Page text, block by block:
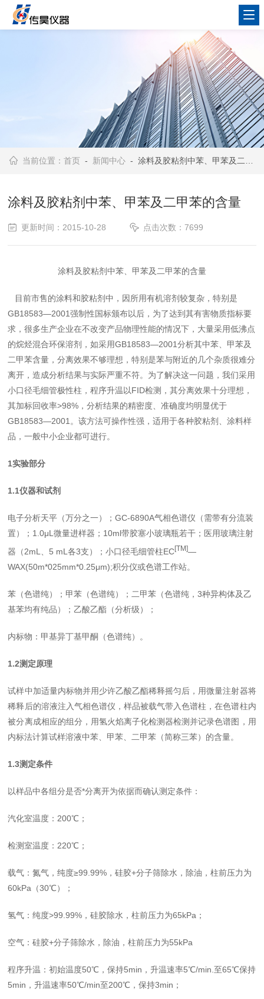
当前位置：首页 - 新闻中心 - 涂料及胶粘剂中苯、甲苯及二甲苯的含量
涂料及胶粘剂中苯、甲苯及二甲苯的含量
更新时间：2015-10-28 点击次数：7699
涂料及胶粘剂中苯、甲苯及二甲苯的含量
目前市售的涂料和胶粘剂中，因所用有机溶剂较复杂，特别是
GB18583—2001强制性国标颁布以后，为了达到其有害物质指标要
求，很多生产企业在不改变产品物理性能的情况下，大量采用低沸点
的烷烃混合环保溶剂，如采用GB18583—2001分析其中苯、甲苯及
二甲苯含量，分离效果不够理想，特别是苯与附近的几个杂质很难分
离开，造成分析结果与实际严重不符。为了解决这一问题，我们采用
小口径毛细管极性柱，程序升温以FID检测，其分离效果十分理想，
其加标回收率>98% ，分析结果的精密度、准确度均明显优于
GB18583—2001 。该方法可操作性强，适用于各种胶粘剂、涂料样
品，一般中小企业都可进行。
1实验部分
1.1仪器和试剂
电子分析天平（万分之一）；GC-6890A气相色谱仪（需带有分流装
置）； 1.0μL微量进样器； 10ml带胶塞小玻璃瓶若干；医用玻璃注射
器（2mL 5 mL各3支）；小口径毛细管柱EC[TM]—
WAX(50m*025mm*0.25μm);积分仪或色谱工作站。
苯（色谱纯）；甲苯（色谱纯）；二甲苯（色谱纯，3种异构体及乙
基苯均有纯品）；乙酸乙酯（分析级）；
内标物：甲基异丁基甲酮（色谱纯）。
1.2测定原理
试样中加适量内标物并用少许乙酸乙酯稀释摇匀后，用微量注射器将
稀释后的溶液注入气相色谱仪，样品被载气带入色谱柱，在色谱柱内
被分离成相应的组分，用氢火焰离子化检测器检测并记录色谱图，用
内标法计算试样溶液中苯、甲苯、二甲苯（简称三苯）的含量。
1.3测定条件
以样品中各组分是否*分离开为依据而确认测定条件：
汽化室温度： 200℃ ；
检测室温度： 220℃ ；
载气：氮气，纯度≥99.99% ，硅胶+分子筛除水，除油，柱前压力为
60kPa （30℃）；
氢气：纯度>99.99% ，硅胶除水，柱前压力为65kPa ；
空气：硅胶+分子筛除水，除油，柱前压力为55kPa
程序升温：初始温度50℃ ，保持5min ，升温速率5℃/min.至65℃保持
5min ，升温速率50℃/min至200℃ ，保持3min ；